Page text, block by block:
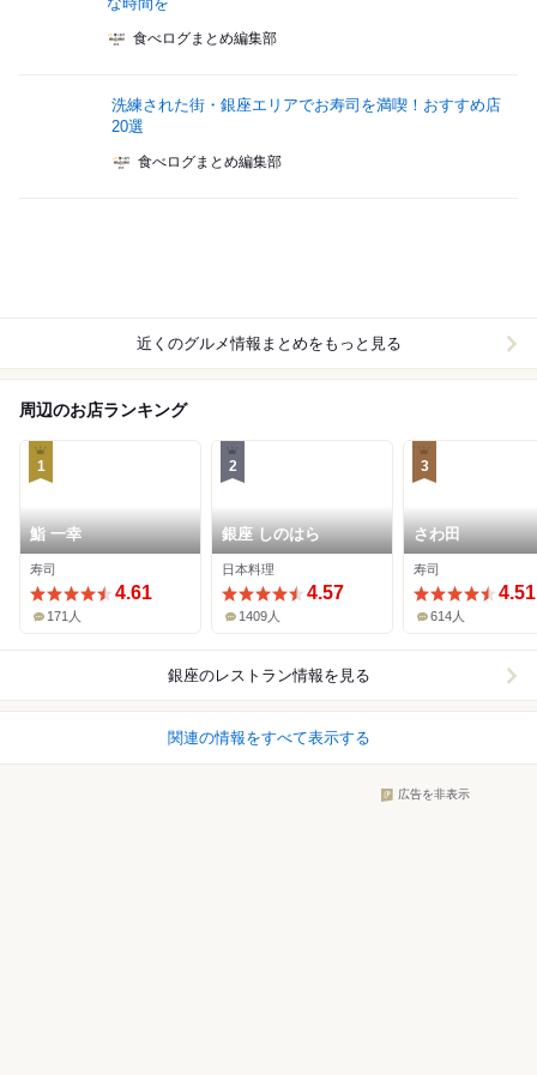
食べログまとめ編集部
洗練された街・銀座エリアでお寿司を満喫！おすすめ店
20選
食べログまとめ編集部
近くのグルメ情報まとめをもっと見る
周辺のお店ランキング
1
鮨 一幸
寿司
4.61
171人
2
銀座 しのはら
日本料理
4.57
1409人
3
さわ田
寿司
4.51
614人
銀座のレストラン情報を見る
関連の情報をすべて表示する
広告を非表示